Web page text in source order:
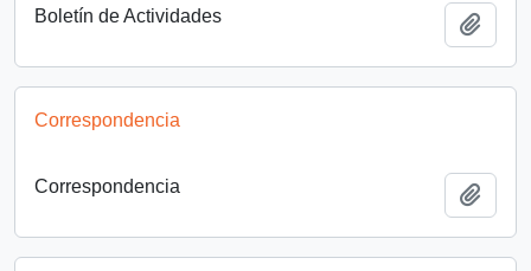
Boletín de Actividades
Correspondencia
Correspondencia